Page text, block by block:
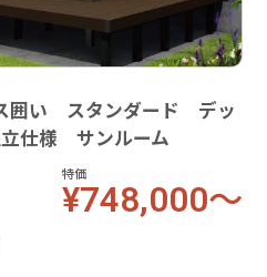
囲い スタンダード デッ
仕様 サンルーム
特価
¥748,000～